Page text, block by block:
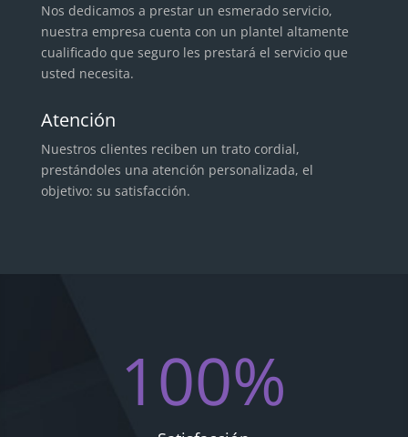
Nos dedicamos a prestar un esmerado servicio,
nuestra empresa cuenta con un plantel altamente
cualificado que seguro les prestará el servicio que
usted necesita.
Atención
Nuestros clientes reciben un trato cordial,
prestándoles una atención personalizada, el
objetivo: su satisfacción.
100%